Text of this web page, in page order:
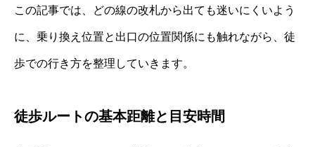
この記事では、どの線の改札から出ても迷いにくいよう
に、乗り換え位置と出口の位置関係にも触れながら、徒
歩での行き方を整理していきます。
徒歩ルートの基本距離と目安時間